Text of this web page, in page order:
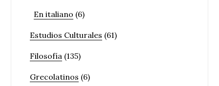
En italiano (6)
Estudios Culturales (61)
Filosofía (135)
Grecolatinos (6)